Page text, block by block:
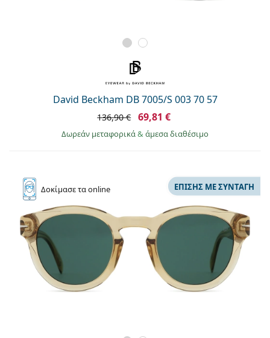
David Beckham DB 7005/S 003 70 57
136,90 € 69,81 €
Δωρεάν μεταφορικά& άμεσα διαθέσιμο
Δοκίμασετα online ΕΠΊΣΗΣ ΜΕ ΣΥΝΤΑΓΉ